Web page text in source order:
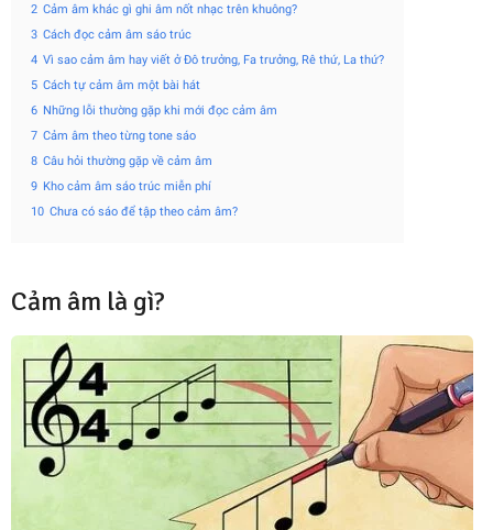
2 Cảm âm khác gì ghi âm nốt nhạc trên khuông?
3 Cách đọc cảm âm sáo trúc
4 Vì sao cảm âm hay viết ở Đô trưởng, Fa trưởng, Rê thứ, La thứ?
5 Cách tự cảm âm một bài hát
6 Những lỗi thường gặp khi mới đọc cảm âm
7 Cảm âm theo từng tone sáo
8 Câu hỏi thường gặp về cảm âm
9 Kho cảm âm sáo trúc miễn phí
10 Chưa có sáo để tập theo cảm âm?
Cảm âm là gì?